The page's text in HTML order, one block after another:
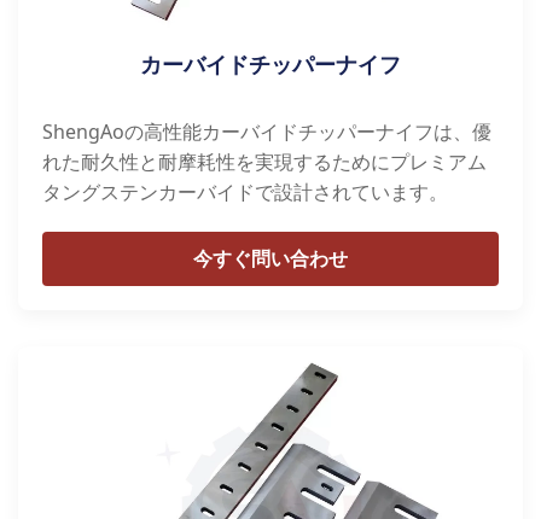
カーバイドチッパーナイフ
ShengAoの高性能カーバイドチッパーナイフは、優
れた耐久性と耐摩耗性を実現するためにプレミアム
タングステンカーバイドで設計されています。
今すぐ問い合わせ